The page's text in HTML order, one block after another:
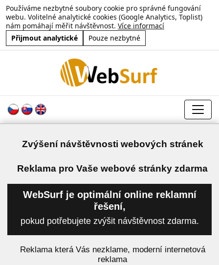
Používáme nezbytné soubory cookie pro správné fungování
webu. Volitelné analytické cookies (Google Analytics, Toplist)
nám pomáhají měřit návštěvnost. Více informací
Přijmout analytické
Pouze nezbytné
Zvýšení návštěvnosti webových stránek
Reklama pro Vaše webové stránky zdarma
WebSurf je optimální online reklamní
řešení,
pokud potřebujete zvýšit návštěvnost zdarma.
Reklama která Vás nezklame, moderní internetová
reklama